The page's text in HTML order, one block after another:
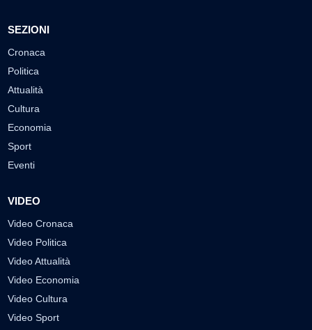
SEZIONI
Cronaca
Politica
Attualità
Cultura
Economia
Sport
Eventi
VIDEO
Video Cronaca
Video Politica
Video Attualità
Video Economia
Video Cultura
Video Sport